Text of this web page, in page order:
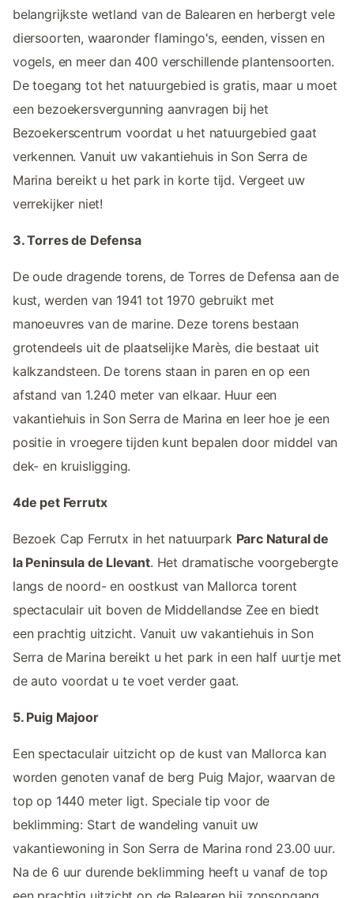
belangrijkste wetland van de Balearen en herbergt vele
diersoorten, waaronder flamingo's, eenden, vissen en
vogels, en meer dan 400 verschillende plantensoorten.
De toegang tot het natuurgebied is gratis, maar u moet
een bezoekersvergunning aanvragen bij het
Bezoekerscentrum voordat u het natuurgebied gaat
verkennen. Vanuit uw vakantiehuis in Son Serra de
Marina bereikt u het park in korte tijd. Vergeet uw
verrekijker niet!
3. Torres de Defensa
De oude dragende torens, de Torres de Defensa aan de
kust, werden van 1941 tot 1970 gebruikt met
manoeuvres van de marine. Deze torens bestaan
grotendeels uit de plaatselijke Marès, die bestaat uit
kalkzandsteen. De torens staan in paren en op een
afstand van 1.240 meter van elkaar. Huur een
vakantiehuis in Son Serra de Marina en leer hoe je een
positie in vroegere tijden kunt bepalen door middel van
dek- en kruisligging.
4de pet Ferrutx
Bezoek Cap Ferrutx in het natuurpark Parc Natural de
la Peninsula de Llevant. Het dramatische voorgebergte
langs de noord- en oostkust van Mallorca torent
spectaculair uit boven de Middellandse Zee en biedt
een prachtig uitzicht. Vanuit uw vakantiehuis in Son
Serra de Marina bereikt u het park in een half uurtje met
de auto voordat u te voet verder gaat.
5. Puig Majoor
Een spectaculair uitzicht op de kust van Mallorca kan
worden genoten vanaf de berg Puig Major, waarvan de
top op 1440 meter ligt. Speciale tip voor de
beklimming: Start de wandeling vanuit uw
vakantiewoning in Son Serra de Marina rond 23.00 uur.
Na de 6 uur durende beklimming heeft u vanaf de top